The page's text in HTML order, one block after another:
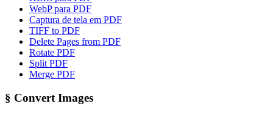
WebP para PDF
Captura de tela em PDF
TIFF to PDF
Delete Pages from PDF
Rotate PDF
Split PDF
Merge PDF
§ Convert Images